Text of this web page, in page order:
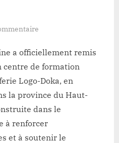
Doka
inaugure
un
centre
de
formation
a officiellement remis
de formation
Logo-Doka, en
la province du Haut-
dans le
à renforcer
et à soutenir le